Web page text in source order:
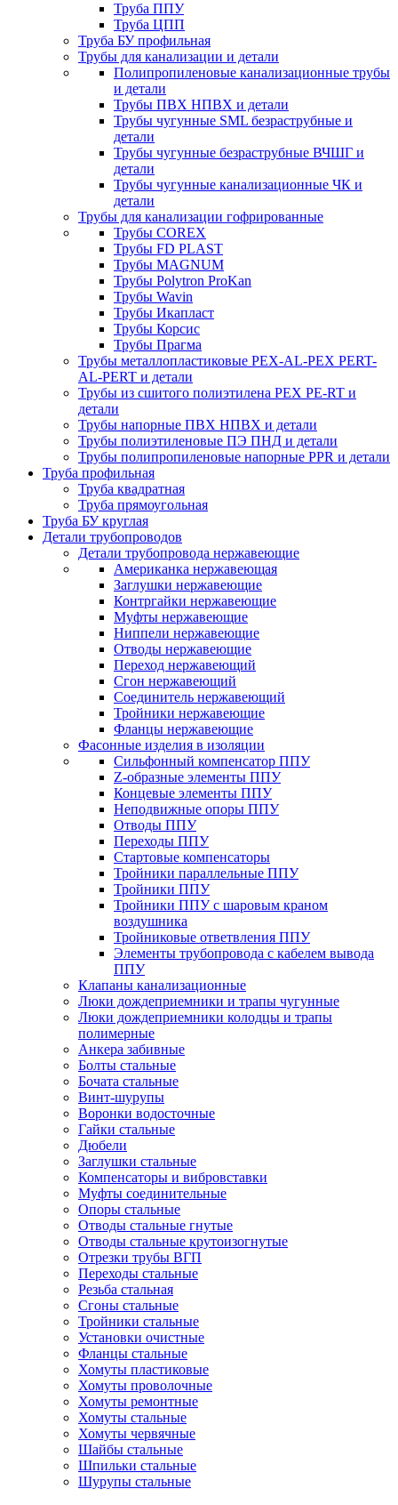
Труба ППУ
Труба ЦПП
Труба БУ профильная
Трубы для канализации и детали
Полипропиленовые канализационные трубы
и детали
Трубы ПВХ НПВХ и детали
Трубы чугунные SML безраструбные и
детали
Трубы чугунные безраструбные ВЧШГ и
детали
Трубы чугунные канализационные ЧК и
детали
Трубы для канализации гофрированные
Трубы COREX
Трубы FD PLAST
Трубы MAGNUM
Трубы Polytron ProKan
Трубы Wavin
Трубы Икапласт
Трубы Корсис
Трубы Прагма
Трубы металлопластиковые PEX-AL-PEX PERT-
AL-PERT и детали
Трубы из сшитого полиэтилена PEX PE-RT и
детали
Трубы напорные ПВХ НПВХ и детали
Трубы полиэтиленовые ПЭ ПНД и детали
Трубы полипропиленовые напорные PPR и детали
Труба профильная
Труба квадратная
Труба прямоугольная
Труба БУ круглая
Детали трубопроводов
Детали трубопровода нержавеющие
Американка нержавеющая
Заглушки нержавеющие
Контргайки нержавеющие
Муфты нержавеющие
Ниппели нержавеющие
Отводы нержавеющие
Переход нержавеющий
Сгон нержавеющий
Соединитель нержавеющий
Тройники нержавеющие
Фланцы нержавеющие
Фасонные изделия в изоляции
Cильфонный компенсатор ППУ
Z-образные элементы ППУ
Концевые элементы ППУ
Неподвижные опоры ППУ
Отводы ППУ
Переходы ППУ
Стартовые компенсаторы
Тройники параллельные ППУ
Тройники ППУ
Тройники ППУ с шаровым краном
воздушника
Тройниковые ответвления ППУ
Элементы трубопровода с кабелем вывода
ППУ
Клапаны канализационные
Люки дождеприемники и трапы чугунные
Люки дождеприемники колодцы и трапы
полимерные
Анкера забивные
Болты стальные
Бочата стальные
Винт-шурупы
Воронки водосточные
Гайки стальные
Дюбели
Заглушки стальные
Компенсаторы и вибровставки
Муфты соединительные
Опоры стальные
Отводы стальные гнутые
Отводы стальные крутоизогнутые
Отрезки трубы ВГП
Переходы стальные
Резьба стальная
Сгоны стальные
Тройники стальные
Установки очистные
Фланцы стальные
Хомуты пластиковые
Хомуты проволочные
Хомуты ремонтные
Хомуты стальные
Хомуты червячные
Шайбы стальные
Шпильки стальные
Шурупы стальные